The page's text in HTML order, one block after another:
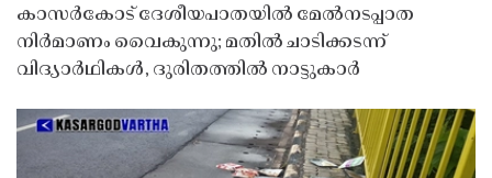
കാസർകോട് ദേശീയപാതയിൽ മേൽനടപ്പാത
നിർമാണം വൈകുന്നു; മതിൽ ചാടിക്കടന്ന്
വിദ്യാർഥികൾ, ദുരിതത്തിൽ നാട്ടുകാർ